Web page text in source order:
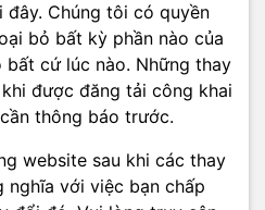
Chúng tôi có quyền
bỏ bất kỳ phần nào của
cứ lúc nào. Những thay
được đăng tải công khai
thông báo trước.
website sau khi các thay
với việc bạn chấp